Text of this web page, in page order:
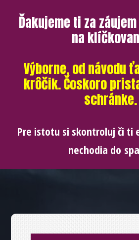
Ďakujeme ti za
na
Výborne, od návodu
krôčik. Čoskoro
schránke.
Pre istotu si skontroluj či ti
nechodia do